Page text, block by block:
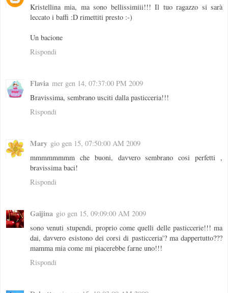
Kristellina mia, ma sono bellissimiii!!! Il tuo ragazzo si sarà
leccato i baffi :D rimettiti presto :-)
Un bacione
Rispondi
Flavia mer gen 14, 07:37:00 PM 2009
Bravissima, sembrano usciti dalla pasticceria!!!
Rispondi
Mary gio gen 15, 07:50:00 AM 2009
mmmmmmmm che buoni, davvero sembrano cosi perfetti ,
bravissima baci!
Rispondi
Gaijina gio gen 15, 09:09:00 AM 2009
sono venuti stupendi, proprio come quelli delle pasticcerie!!! ma
dai, davvero esistono dei corsi di pasticceria'? ma dappertutto???
mamma mia come mi piacerebbe farne uno!!!
Rispondi